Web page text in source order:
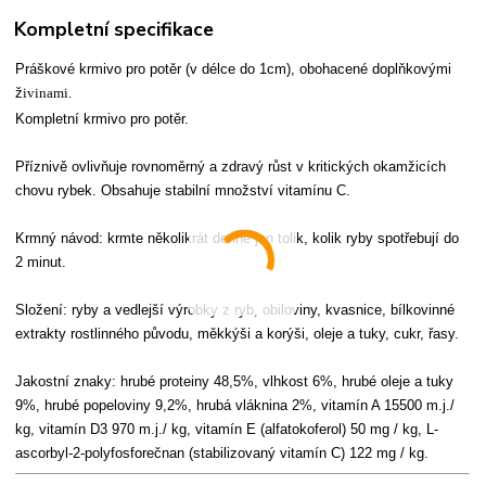
Kompletní specifikace
Práškové krmivo pro potěr (v délce do 1cm), obohacené doplňkovými
živinami.
Kompletní krmivo pro potěr.
Příznivě ovlivňuje rovnoměrný a zdravý růst v kritických okamžicích
chovu rybek. Obsahuje stabilní množství vitamínu C.
Krmný návod: krmte několikrát denně jen tolik, kolik ryby spotřebují do
2 minut.
Složení: ryby a vedlejší výrobky z ryb, obiloviny, kvasnice, bílkovinné
extrakty rostlinného původu, měkkýši a korýši, oleje a tuky, cukr, řasy.
Jakostní znaky: hrubé proteiny 48,5%, vlhkost 6%, hrubé oleje a tuky
9%, hrubé popeloviny 9,2%, hrubá vláknina 2%, vitamín A 15500 m.j./
kg, vitamín D3 970 m.j./ kg, vitamín E (alfatokoferol) 50 mg / kg, L-
ascorbyl-2-polyfosforečnan (stabilizovaný vitamín C) 122 mg / kg.